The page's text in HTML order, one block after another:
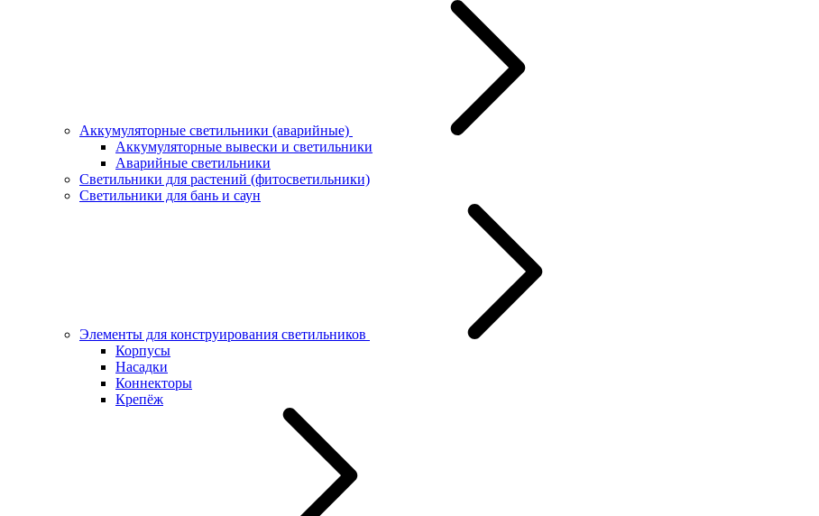
Аккумуляторные светильники (аварийные)
Аккумуляторные вывески и светильники
Аварийные светильники
Светильники для растений (фитосветильники)
Светильники для бань и саун
Элементы для конструирования светильников
Корпусы
Насадки
Коннекторы
Крепёж